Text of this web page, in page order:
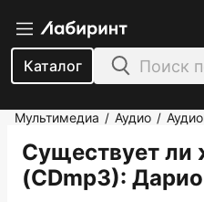
Каталог
Мультимедиа / Аудио /
Существует ли
(CDmp3):